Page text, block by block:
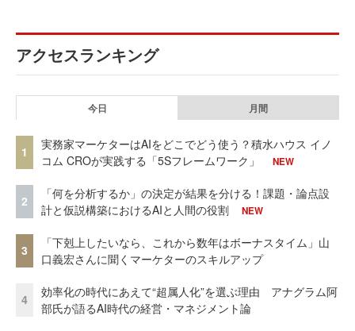
アクセスランキング
今日 月間
1
実務家マーケターはAIをどこでどう使う？積水ハウス イノ
コム CROが実践する「5Sフレームワーク」
NEW
2
「何を分析するか」の決定が結果を分ける！課題・論点設
計と仮説構築におけるAIと人間の役割
NEW
3
「下剋上したいなら、これから数年はボーナスタイム」山
口義宏さんに聞くマーケターのスキルアップ
4
効率化の時代にあえて“超属人化”を選ぶ理由 アナグラム阿
部氏が語るAI時代の経営・マネジメント論